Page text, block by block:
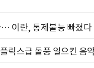
이란, 통제불능 빠졌다
릭스급 돌풍 일으킨 음